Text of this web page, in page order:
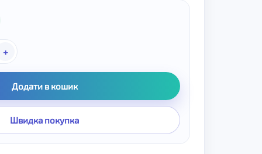
+
Додати в кошик
Швидка покупка